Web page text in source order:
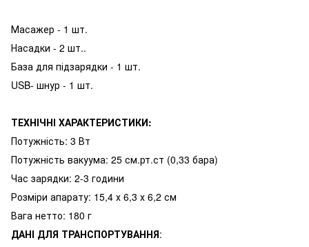
Масажер - 1 шт.
Насадки - 2 шт..
База для підзарядки - 1 шт.
USB- шнур - 1 шт.
ТЕХНІЧНІ ХАРАКТЕРИСТИКИ:
Потужність: 3 Вт
Потужність вакуума: 25 см.рт.ст (0,33 бара)
Час зарядки: 2-3 години
Розміри апарату: 15,4 х 6,3 х 6,2 см
Вага нетто: 180 г
ДАНІ ДЛЯ ТРАНСПОРТУВАННЯ: